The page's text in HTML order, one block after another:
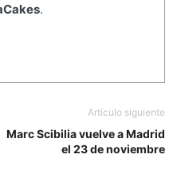
.
Artículo siguiente
Marc Scibilia vuelve a Madrid
el 23 de noviembre